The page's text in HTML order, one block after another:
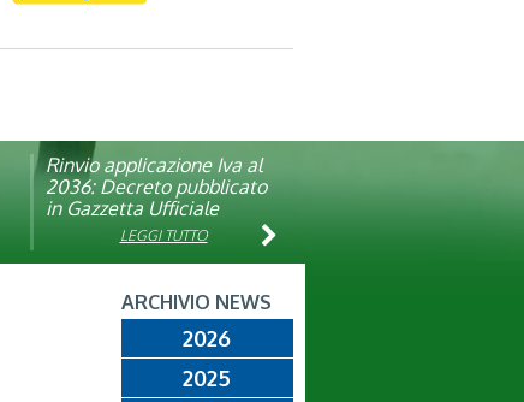
Rinvio applicazione Iva al
2036: Decreto pubblicato
in Gazzetta Ufficiale
LEGGI TUTTO
Visita veterinaria annuale
LEGGI TUTTO
ARCHIVIO NEWS
2026
2025